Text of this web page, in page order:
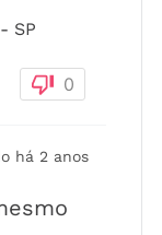
SP
0
há 2 anos